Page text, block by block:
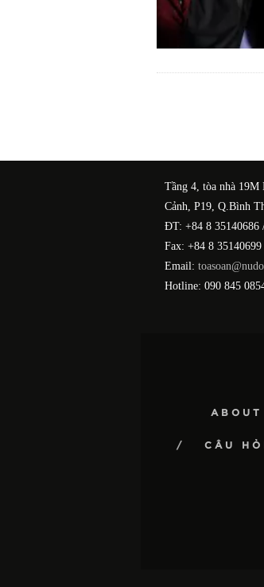
Tầng 4, tòa nhà 19M
Cảnh, P19, Q.Bình
ĐT: +84 8 35140686
Fax: +84 8 35140699
Email:
Hotline: 090 845
ABOUT
CÂU